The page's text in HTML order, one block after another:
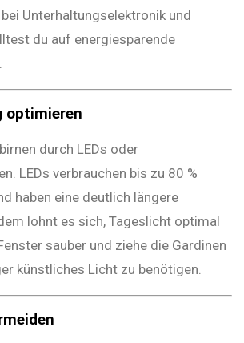
Unterhaltungselektronik und
du auf energiesparende
optimieren
durch LEDs oder
LEDs verbrauchen bis zu 80 %
haben eine deutlich längere
lohnt es sich, Tageslicht optimal
sauber und ziehe die Gardinen
künstliches Licht zu benötigen.